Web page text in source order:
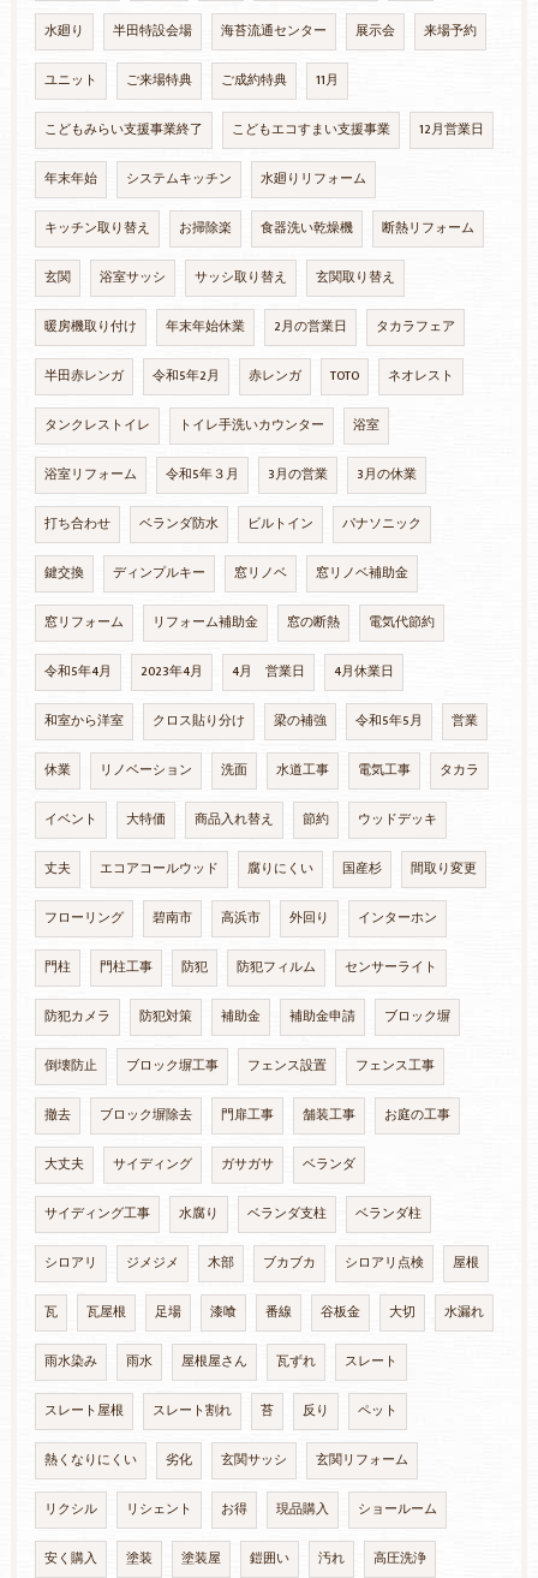
水廻り 半田特設会場 海苔流通センター 展示会 来場予約
ユニット ご来場特典 ご成約特典 11月
こどもみらい支援事業終了 こどもエコすまい支援事業 12月営業日
年末年始 システムキッチン 水廻りリフォーム
キッチン取り替え お掃除楽 食器洗い乾燥機 断熱リフォーム
玄関 浴室サッシ サッシ取り替え 玄関取り替え
暖房機取り付け 年末年始休業 2月の営業日 タカラフェア
半田赤レンガ 令和5年2月 赤レンガ TOTO ネオレスト
タンクレストイレ トイレ手洗いカウンター 浴室
浴室リフォーム 令和5年３月 3月の営業 3月の休業
打ち合わせ ベランダ防水 ビルトイン パナソニック
鍵交換 ディンプルキー 窓リノベ 窓リノベ補助金
窓リフォーム リフォーム補助金 窓の断熱 電気代節約
令和5年4月 2023年4月 4月 営業日 4月休業日
和室から洋室 クロス貼り分け 梁の補強 令和5年5月 営業
休業 リノベーション 洗面 水道工事 電気工事 タカラ
イベント 大特価 商品入れ替え 節約 ウッドデッキ
丈夫 エコアコールウッド 腐りにくい 国産杉 間取り変更
フローリング 碧南市 高浜市 外回り インターホン
門柱 門柱工事 防犯 防犯フィルム センサーライト
防犯カメラ 防犯対策 補助金 補助金申請 ブロック塀
倒壊防止 ブロック塀工事 フェンス設置 フェンス工事
撤去 ブロック塀除去 門扉工事 舗装工事 お庭の工事
大丈夫 サイディング ガサガサ ベランダ
サイディング工事 水腐り ベランダ支柱 ベランダ柱
シロアリ ジメジメ 木部 ブカブカ シロアリ点検 屋根
瓦 瓦屋根 足場 漆喰 番線 谷板金 大切 水漏れ
雨水染み 雨水 屋根屋さん 瓦ずれ スレート
スレート屋根 スレート割れ 苔 反り ペット
熱くなりにくい 劣化 玄関サッシ 玄関リフォーム
リクシル リシェント お得 現品購入 ショールーム
安く購入 塗装 塗装屋 鎧囲い 汚れ 高圧洗浄